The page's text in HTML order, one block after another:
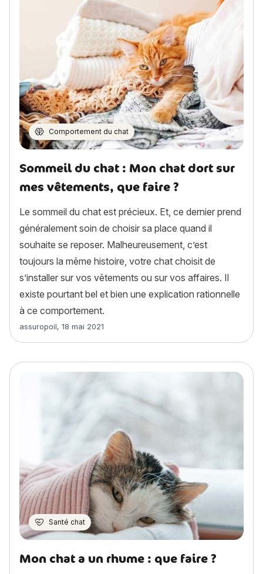
Comportement du chat
Sommeil du chat : Mon chat dort sur
mes vêtements, que faire ?
Le sommeil du chat est précieux. Et, ce dernier prend
généralement soin de choisir sa place quand il
souhaite se reposer. Malheureusement, c’est
toujours la même histoire, votre chat choisit de
s’installer sur vos vêtements ou sur vos affaires. Il
existe pourtant bel et bien une explication rationnelle
à ce comportement.
Article rédigé par
assuropoil, 18 mai 2021
Santé chat
Mon chat a un rhume : que faire ?